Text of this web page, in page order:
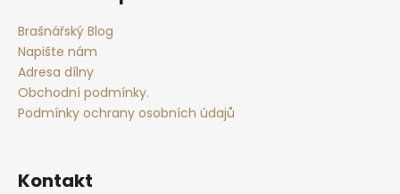
Brašnářský Blog
Napište nám
Adresa dílny
Obchodní podmínky.
Podmínky ochrany osobních údajů
Kontakt